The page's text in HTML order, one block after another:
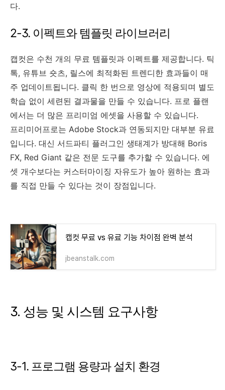
다.
2-3. 이펙트와 템플릿 라이브러리
캡컷은 수천 개의 무료 템플릿과 이펙트를 제공합니다. 틱
톡, 유튜브 숏츠, 릴스에 최적화된 트렌디한 효과들이 매
주 업데이트됩니다. 클릭 한 번으로 영상에 적용되며 별도
학습 없이 세련된 결과물을 만들 수 있습니다. 프로 플랜
에서는 더 많은 프리미엄 에셋을 사용할 수 있습니다.
프리미어프로는 Adobe Stock과 연동되지만 대부분 유료
입니다. 대신 서드파티 플러그인 생태계가 방대해 Boris
FX, Red Giant 같은 전문 도구를 추가할 수 있습니다. 에
셋 개수보다는 커스터마이징 자유도가 높아 원하는 효과
를 직접 만들 수 있다는 것이 장점입니다.
캡컷 무료 vs 유료 기능 차이점 완벽 분석
jbeanstalk.com
3. 성능 및 시스템 요구사항
3-1. 프로그램 용량과 설치 환경